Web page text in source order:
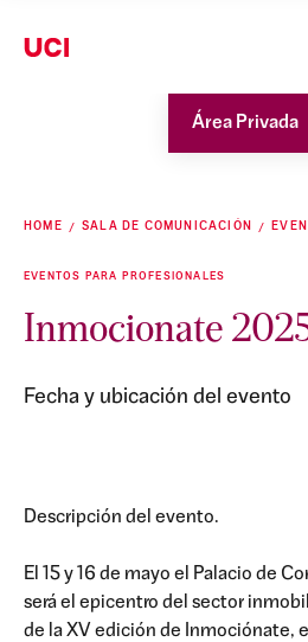
Área Privada
HOME SALA DE COMUNICACIÓN
EVENTOS PARA PROFESIONALES
Inmocionate
Fecha y ubicación del evento
Descripción del evento.
El 15 y 16 de mayo el Palacio de
será el epicentro del sector
de la XV edición de Inmociónate,